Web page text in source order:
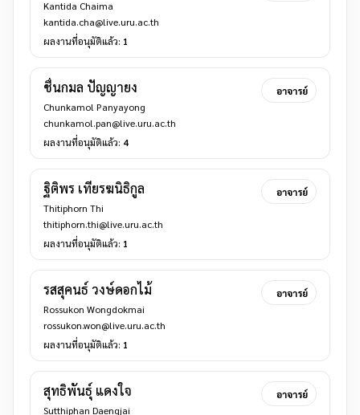
Kantida Chaima
kantida.cha@live.uru.ac.th
ผลงานที่อนุมัติแล้ว: 1
ชื่นกมล ปัญญายง
Chunkamol Panyayong
chunkamol.pan@live.uru.ac.th
ผลงานที่อนุมัติแล้ว: 4
อาจารย์
ฐิติพร เทียรฆนิธิกูล
Thitiphorn Thi
thitiphorn.thi@live.uru.ac.th
ผลงานที่อนุมัติแล้ว: 1
อาจารย์
รสสุคนธ์ วงษ์ดอกไม้
Rossukon Wongdokmai
rossukon.won@live.uru.ac.th
ผลงานที่อนุมัติแล้ว: 1
อาจารย์
สุทธิพันธุ์ แดงใจ
Sutthiphan Daengjai
อาจารย์